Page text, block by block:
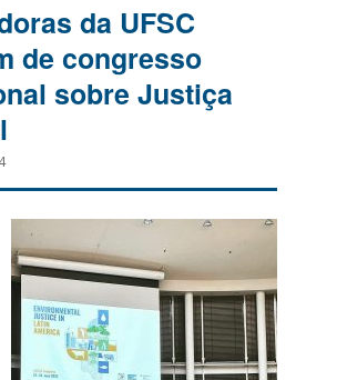
da UFSC
de congresso
sobre Justiça